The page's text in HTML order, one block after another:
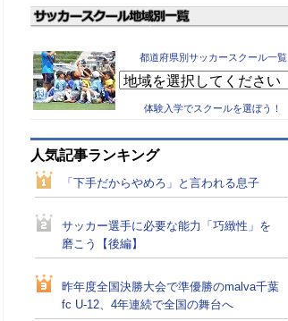
都道府県別サッカースクール一覧
体験入学でスクールを選ぼう！
人気記事ランキング
「下手だからやめろ」と言われる息子
サッカー選手に必要な能力「巧緻性」を
磨こう【後編】
昨年度全国決勝大会で準優勝のmalva千葉
fc U-12、4年連続で全国の舞台へ